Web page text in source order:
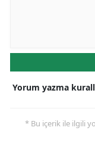
Yorum yazma
* Bu içerik ile ilgili